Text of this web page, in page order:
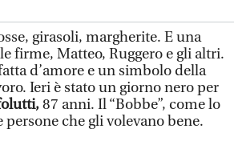
girasoli, margherite. E una
firme, Matteo, Ruggero e gli altri.
d’amore e un simbolo della
Ieri è stato un giorno nero per
87 anni. Il “Bobbe”, come lo
che gli volevano bene.